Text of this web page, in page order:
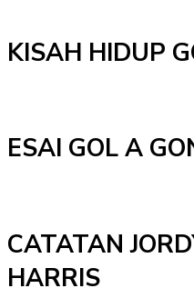
KISAH HIDUP
ESAI GOL A
CATATAN
HARRIS